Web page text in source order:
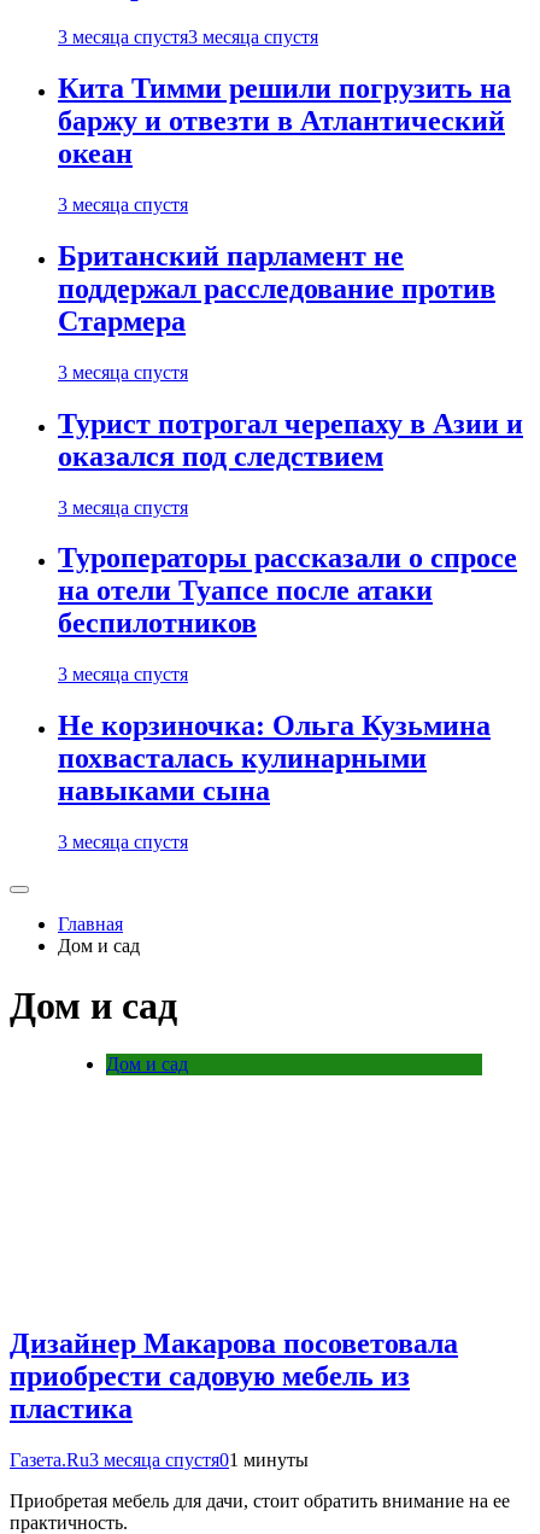
3 месяца спустя3 месяца спустя
Кита Тимми решили погрузить на
баржу и отвезти в Атлантический
океан
3 месяца спустя
Британский парламент не
поддержал расследование против
Стармера
3 месяца спустя
Турист потрогал черепаху в Азии и
оказался под следствием
3 месяца спустя
Туроператоры рассказали о спросе
на отели Туапсе после атаки
беспилотников
3 месяца спустя
Не корзиночка: Ольга Кузьмина
похвасталась кулинарными
навыками сына
3 месяца спустя
Главная
Дом и сад
Дом и сад
Дом и сад
Дизайнер Макарова посоветовала
приобрести садовую мебель из
пластика
Газета.Ru3 месяца спустя01 минуты
Приобретая мебель для дачи, стоит обратить внимание на ее
практичность.